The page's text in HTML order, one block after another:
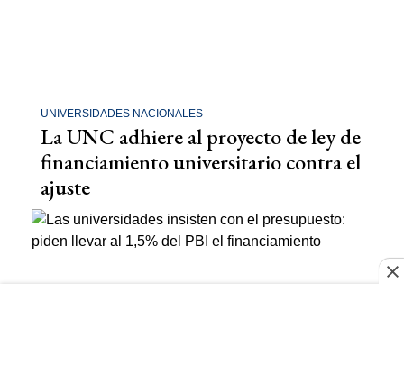
UNIVERSIDADES NACIONALES
La UNC adhiere al proyecto de ley de
financiamiento universitario contra el
ajuste